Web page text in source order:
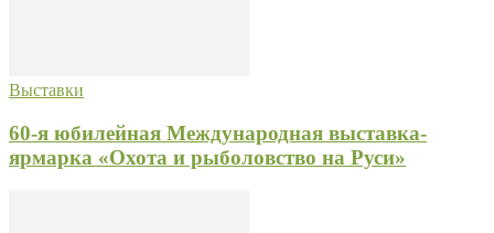
Выставки
60-я юбилейная Международная выставка-
ярмарка «Охота и рыболовство на Руси»